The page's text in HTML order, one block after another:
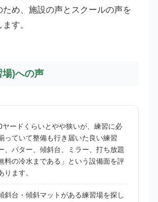
ため、施設の声とスクールの声を
す。
)への声
ヤードくらいとやや狭いが、練習に必
っていて整備も行き届いた良い練習
、パター、傾斜台、ミラー、打ち放題
料の冷水まである」という設備面を評
ります。
斜台・傾斜マットがある練習場を探し